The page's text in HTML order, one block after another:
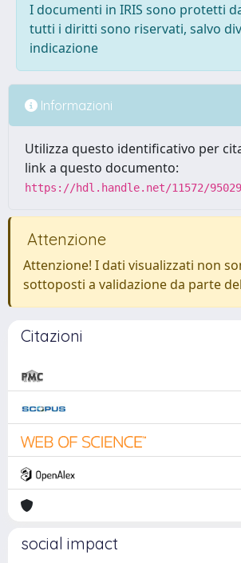
I documenti in IRIS sono protetti
tutti i diritti sono riservati, salvo
indicazione
Informazioni
Utilizza questo identificativo per
link a questo documento:
https://hdl.handle.net/11572/95029
Attenzione
Attenzione! I dati visualizzati non
sottoposti a validazione da parte
Citazioni
social impact